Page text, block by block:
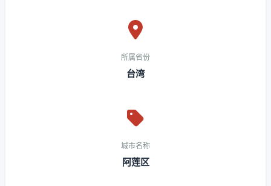
所属省份
台湾
城市名称
阿莲区